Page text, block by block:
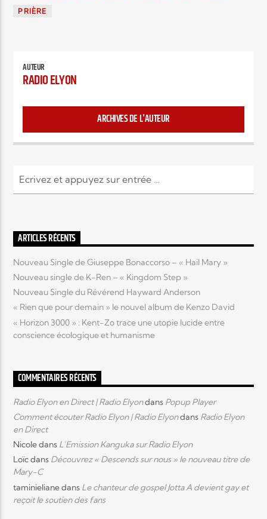
PRIÈRE
AUTEUR
RADIO ELYON
ARCHIVES DE L'AUTEUR
ARTICLES RÉCENTS
Nouveau Single de Giuseppe Bonaccorso – « Hail Mary »
Nouveau single de K-Ren – « Kingdom Step »
Nouveau Single du Révérend Hayward Anderson
« Rien que pour demain » le nouvel album de Kenzo David
« Horizon 3000 » : Kent-Zo trace une utopie lucide entre
conscience écologique et humanisme
COMMENTAIRES RÉCENTS
Radio Elyon en Direct | Radio Elyondans Popup Player
Comment écouter Radio Elyon | Radio Elyondans Radio Elyon
en Direct
Nicoledans L’Emission Kanguka sur Radio Elyon
Loïcdans Découvrez « Descends sur nous » le nouveau titre de
Mary-C
taminielianedans Le chanteur de gospel Jotta A devient gay et
reçoit le soutien des fans